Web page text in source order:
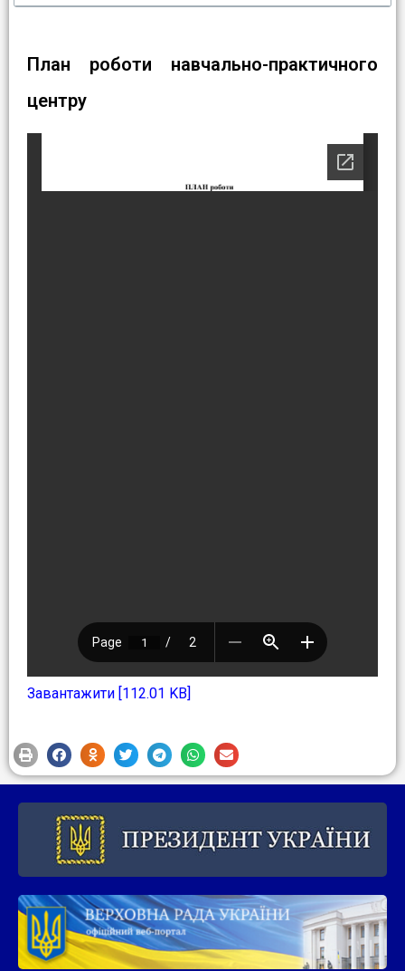
План роботи навчально-практичного
центру
Завантажити [112.01 KB]